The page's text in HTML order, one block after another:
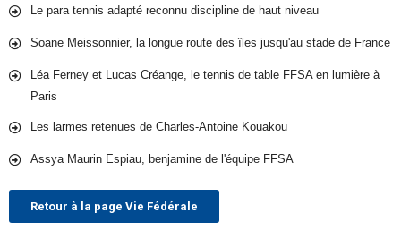
Le para tennis adapté reconnu discipline de haut niveau
Soane Meissonnier, la longue route des îles jusqu'au stade de France
Léa Ferney et Lucas Créange, le tennis de table FFSA en lumière à
Paris
Les larmes retenues de Charles-Antoine Kouakou
Assya Maurin Espiau, benjamine de l'équipe FFSA
Retour à la page Vie Fédérale